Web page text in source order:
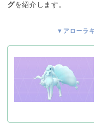
グを紹介します。
▼アローラ